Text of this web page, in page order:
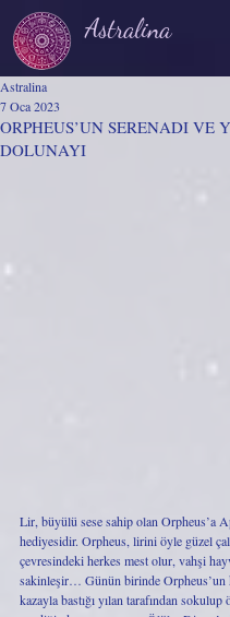
Astralina
ORPHEUS’UN SERENADI VE
DOLUNAYI
Astralina
7 Oca 2023
Lir, büyülü sese sahip olan Orpheus’a
hediyesidir. Orpheus, lirini öyle güzel
çevresindeki herkes mest olur, vahşi
sakinleşir… Günün birinde Orpheus’un
kazayla bastığı yılan tarafından